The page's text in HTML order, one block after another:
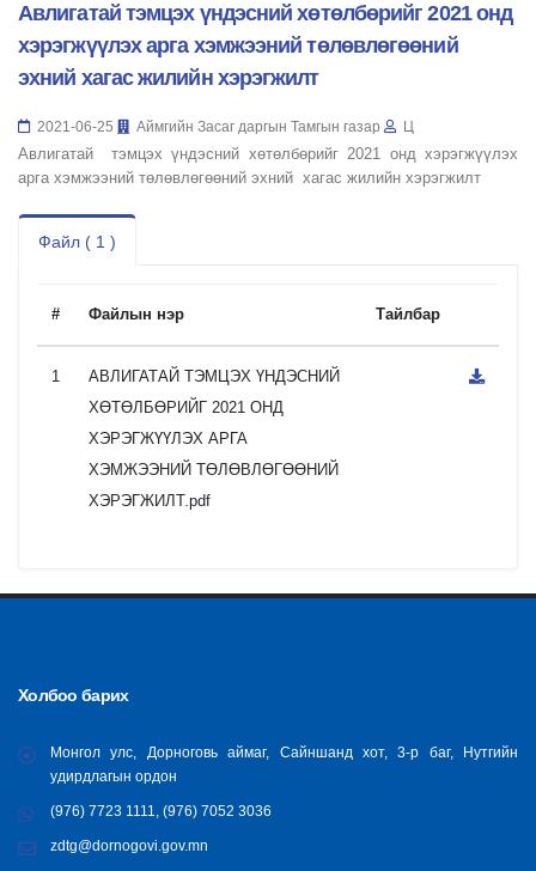
Авлигатай тэмцэх үндэсний хөтөлбөрийг 2021 онд
хэрэгжүүлэх арга хэмжээний төлөвлөгөөний
эхний хагас жилийн хэрэгжилт
2021-06-25 Аймгийн Засаг даргын Тамгын газар Ц
Авлигатай тэмцэх үндэсний хөтөлбөрийг 2021 онд хэрэгжүүлэх
арга хэмжээний төлөвлөгөөний эхний хагас жилийн хэрэгжилт
Файл ( 1 )
# Файлын нэр Тайлбар
1
АВЛИГАТАЙ ТЭМЦЭХ ҮНДЭСНИЙ
ХӨТӨЛБӨРИЙГ 2021 ОНД
ХЭРЭГЖҮҮЛЭХ АРГА
ХЭМЖЭЭНИЙ ТӨЛӨВЛӨГӨӨНИЙ
ХЭРЭГЖИЛТ.pdf
Холбоо барих
Монгол улс, Дорноговь аймаг, Сайншанд хот, 3-р баг, Нутгийн
удирдлагын ордон
(976) 7723 1111, (976) 7052 3036
zdtg@dornogovi.gov.mn